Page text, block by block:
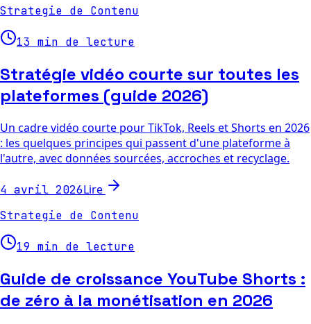
Strategie de Contenu
13 min de lecture
Stratégie vidéo courte sur toutes les
plateformes (guide 2026)
Un cadre vidéo courte pour TikTok, Reels et Shorts en 2026
: les quelques principes qui passent d'une plateforme à
l'autre, avec données sourcées, accroches et recyclage.
4 avril 2026Lire
Strategie de Contenu
19 min de lecture
Guide de croissance YouTube Shorts :
de zéro à la monétisation en 2026